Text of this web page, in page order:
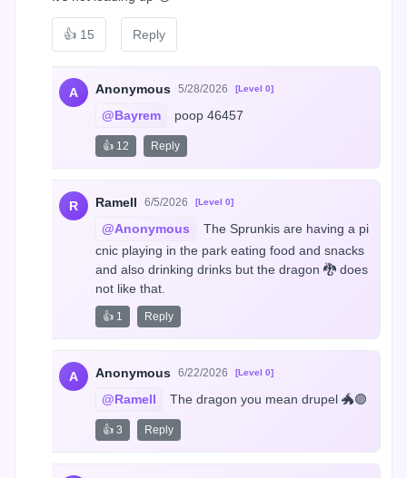
👍 15 Reply
A Anonymous 5/28/2026 [Level 0]
@Bayrem poop 46457
👍 12 Reply
R Ramell 6/5/2026 [Level 0]
@Anonymous
The Sprunkis are having a pi
cnic playing in the park eating food and snacks
and also drinking drinks but the dragon 🐉 does
not like that.
👍 1 Reply
A Anonymous 6/22/2026 [Level 0]
@Ramell The dragon you mean drupel 🐲🟣
👍 3 Reply